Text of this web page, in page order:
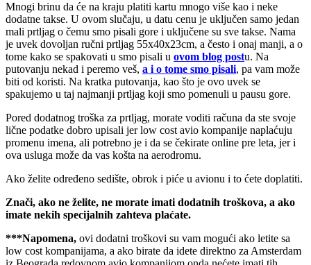
Mnogi brinu da će na kraju platiti kartu mnogo više kao i neke
dodatne takse. U ovom slučaju, u datu cenu je uključen samo jedan
mali prtljag o čemu smo pisali gore i uključene su sve takse. Nama
je uvek dovoljan ručni prtljag 55x40x23cm, a često i onaj manji, a o
tome kako se spakovati u smo pisali u ovom blog postu. Na
putovanju nekad i peremo veš, a i o tome smo pisali, pa vam može
biti od koristi. Na kratka putovanja, kao što je ovo uvek se
spakujemo u taj najmanji prtljag koji smo pomenuli u pausu gore.
Pored dodatnog troška za prtljag, morate voditi računa da ste svoje
lične podatke dobro upisali jer low cost avio kompanije naplaćuju
promenu imena, ali potrebno je i da se čekirate online pre leta, jer i
ova usluga može da vas košta na aerodromu.
Ako želite određeno sedište, obrok i piće u avionu i to ćete doplatiti.
Znači, ako ne želite, ne morate imati dodatnih troškova, a ako
imate nekih specijalnih zahteva plaćate.
***Napomena, ovi dodatni troškovi su vam mogući ako letite sa
low cost kompanijama, a ako birate da idete direktno za Amsterdam